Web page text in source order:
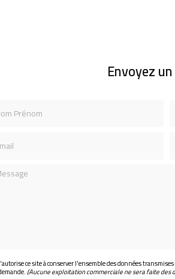
Envoyez
Prénom
ce site à conserver l'ensemble des données
(Aucune exploitation commerciale ne sera faite des